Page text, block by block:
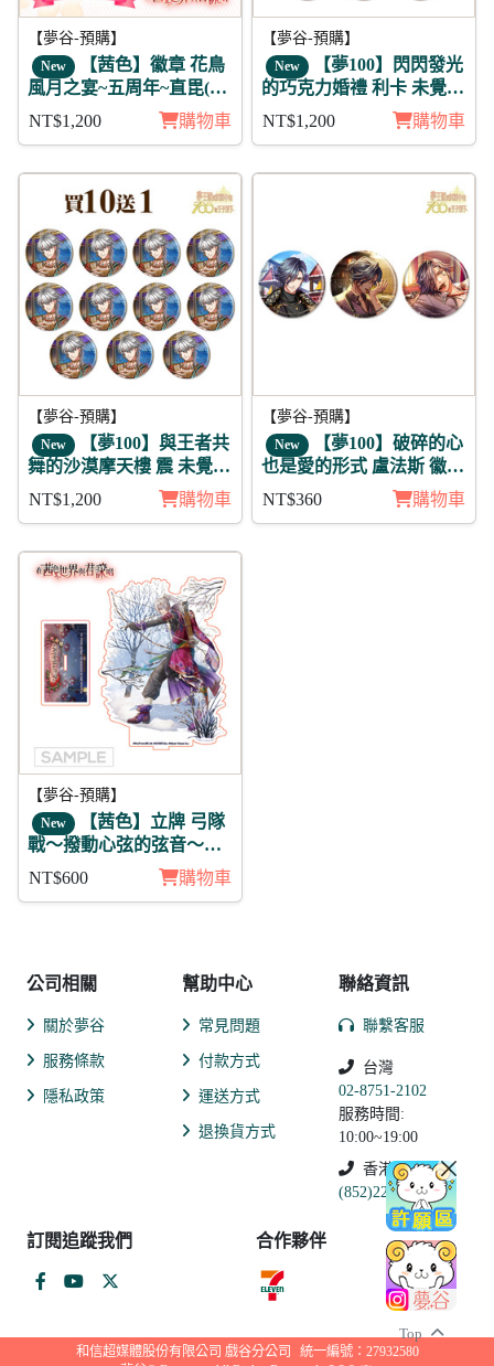
Top
【夢谷-預購】
New 【茜色】徽章 花鳥
風月之宴~五周年~直毘(月
魄)11入
NT$1,200 購物車
【夢谷-預購】
New 【夢100】閃閃發光
的巧克力婚禮 利卡 未覺
徽章11入組
NT$1,200 購物車
【夢谷-預購】
New 【夢100】與王者共
舞的沙漠摩天樓 震 未覺
徽章11入組
NT$1,200 購物車
【夢谷-預購】
New 【夢100】破碎的心
也是愛的形式 盧法斯 徽章
3入組
NT$360 購物車
【夢谷-預購】
New 【茜色】立牌 弓隊
戰～撥動心弦的弦音～明
智光秀
NT$600 購物車
公司相關
關於夢谷
服務條款
隱私政策
幫助中心
常見問題
付款方式
運送方式
退換貨方式
聯絡資訊
聯繫客服
台灣
02-8751-2102
服務時間:
10:00~19:00
香港
(852)2250-9311
訂閱追蹤我們 合作夥伴
和信超媒體股份有限公司 戲谷分公司
統一編號：27932580